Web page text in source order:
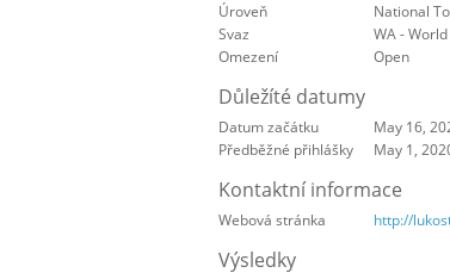
Úroveň
National
Svaz
WA -
Omezení
Open
Důležíté datumy
Datum začátku May 16,
Předběžné přihlášky
May 1,
Kontaktní informace
Webová stránka http://
Výsledky